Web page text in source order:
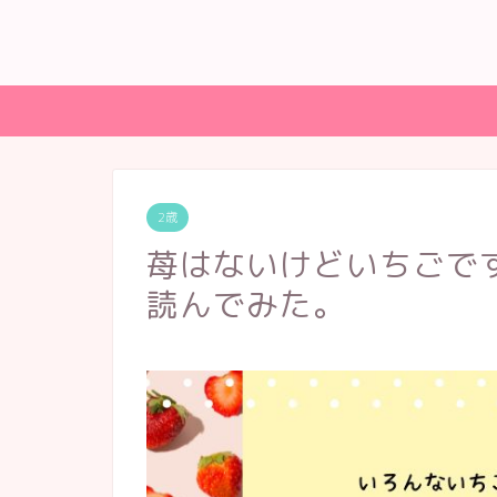
2歳
苺はないけどいちごで
読んでみた。